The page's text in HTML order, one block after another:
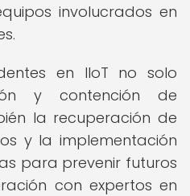
involucrados en
en IIoT no solo
y contención de
la recuperación de
y la implementación
para prevenir futuros
con expertos en